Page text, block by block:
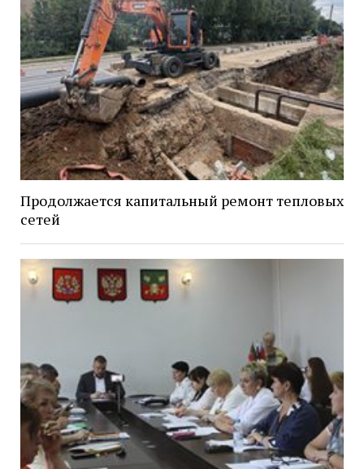
Продолжается капитальный ремонт тепловых
сетей